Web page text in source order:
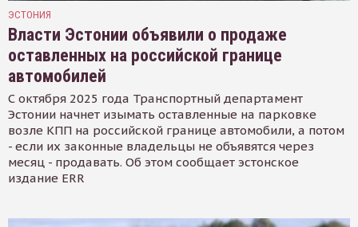
ЭСТОНИЯ
Власти Эстонии объявили о продаже
оставленных на российской границе
автомобилей
С октября 2025 года Транспортный департамент
Эстонии начнет изымать оставленные на парковке
возле КПП на российской границе автомобили, а потом
- если их законные владельцы не объявятся через
месяц - продавать. Об этом сообщает эстонское
издание ERR